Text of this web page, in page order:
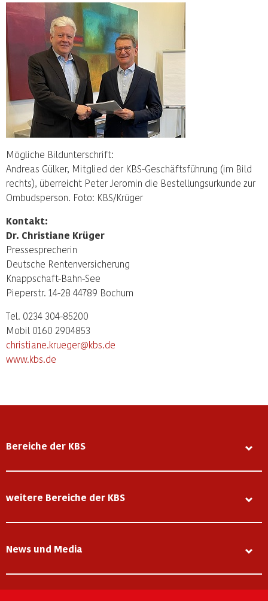
Mögliche Bildunterschrift:
Andreas Gülker, Mitglied der KBS-Geschäftsführung (im Bild
rechts), überreicht Peter Jeromin die Bestellungsurkunde zur
Ombudsperson. Foto: KBS/Krüger
Kontakt:
Dr. Christiane Krüger
Pressesprecherin
Deutsche Rentenversicherung
Knappschaft-Bahn-See
Pieperstr. 14-28 44789 Bochum
Tel. 0234 304-85200
Mobil 0160 2904853
christiane.krueger@kbs.de
www.kbs.de
Bereiche der KBS
weitere Bereiche der KBS
News und Media